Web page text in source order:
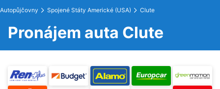
Autopůjčovny Spojené Státy Americké (USA) Clute
Pronájem auta Clute